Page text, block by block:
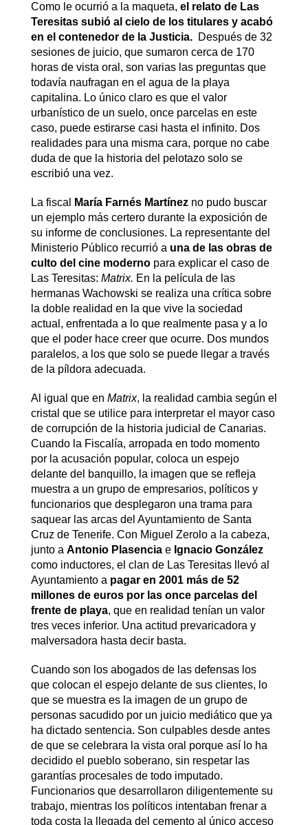
Como le ocurrió a la maqueta, el relato de Las
Teresitas subió al cielo de los titulares y acabó
en el contenedor de la Justicia. Después de 32
sesiones de juicio, que sumaron cerca de 170
horas de vista oral, son varias las preguntas que
todavía naufragan en el agua de la playa
capitalina. Lo único claro es que el valor
urbanístico de un suelo, once parcelas en este
caso, puede estirarse casi hasta el infinito. Dos
realidades para una misma cara, porque no cabe
duda de que la historia del pelotazo solo se
escribió una vez.
La fiscal María Farnés Martínezno pudo buscar
un ejemplo más certero durante la exposición de
su informe de conclusiones. La representante del
Ministerio Público recurrió a una de las obras de
culto del cine modernopara explicar el caso de
Las Teresitas: Matrix. En la película de las
hermanas Wachowski se realiza una crítica sobre
la doble realidad en la que vive la sociedad
actual, enfrentada a lo que realmente pasa y a lo
que el poder hace creer que ocurre. Dos mundos
paralelos, a los que solo se puede llegar a través
de la píldora adecuada.
Al igual que en Matrix, la realidad cambia según el
cristal que se utilice para interpretar el mayor caso
de corrupción de la historia judicial de Canarias.
Cuando la Fiscalía, arropada en todo momento
por la acusación popular, coloca un espejo
delante del banquillo, la imagen que se refleja
muestra a un grupo de empresarios, políticos y
funcionarios que desplegaron una trama para
saquear las arcas del Ayuntamiento de Santa
Cruz de Tenerife. Con Miguel Zerolo a la cabeza,
junto a Antonio Plasenciae Ignacio González
como inductores, el clan de Las Teresitas llevó al
Ayuntamiento a pagar en 2001 más de 52
millones de euros por las once parcelas del
frente de playa, que en realidad tenían un valor
tres veces inferior. Una actitud prevaricadora y
malversadora hasta decir basta.
Cuando son los abogados de las defensas los
que colocan el espejo delante de sus clientes, lo
que se muestra es la imagen de un grupo de
personas sacudido por un juicio mediático que ya
ha dictado sentencia. Son culpables desde antes
de que se celebrara la vista oral porque así lo ha
decidido el pueblo soberano, sin respetar las
garantías procesales de todo imputado.
Funcionarios que desarrollaron diligentemente su
trabajo, mientras los políticos intentaban frenar a
toda costa la llegada del cemento al único acceso